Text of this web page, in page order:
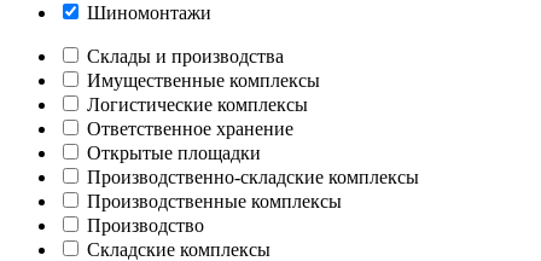
Шиномонтажи
Склады и производства
Имущественные комплексы
Логистические комплексы
Ответственное хранение
Открытые площадки
Производственно-складские комплексы
Производственные комплексы
Производство
Складские комплексы